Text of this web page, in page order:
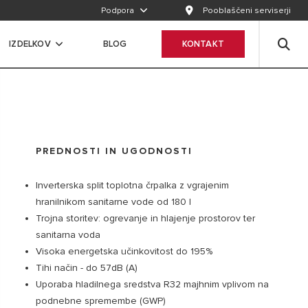
Podpora Pooblaščeni serviserji
IZDELKOV BLOG KONTAKT
PREDNOSTI IN UGODNOSTI
Inverterska split toplotna črpalka z vgrajenim
hranilnikom sanitarne vode od 180 l
Trojna storitev: ogrevanje in hlajenje prostorov ter
sanitarna voda
Visoka energetska učinkovitost do 195%
Tihi način - do 57dB (A)
Uporaba hladilnega sredstva R32 majhnim vplivom na
podnebne spremembe (GWP)